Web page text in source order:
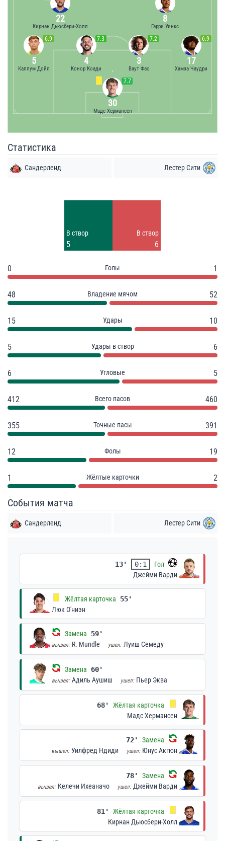
7.7
30
Мадс Хермансен
6.9
5
Каллум Дойл
7.3
4
Конор Коади
7.2
3
Ваут Фас
6.9
17
Хамза Чаудри
22
Кирнан Дьюсбери-Холл
8
Гарри Уинкс
Статистика
Сандерленд Лестер Сити
В створ
5
В створ
6
0 Голы 1
48 Владение мячом 52
15 Удары 10
5 Удары в створ 6
6 Угловые 5
412 Всего пасов 460
355 Точные пасы 391
12 Фолы 19
1 Жёлтые карточки 2
События матча
Сандерленд Лестер Сити
13' 0:1
Гол
Джейми Варди
Жёлтая карточка
55'
Люк О'ниэн
Замена 59'
вышел: R. Mundle ушел: Луиш Семеду
Замена 60'
вышел: Адиль Аушиш ушел: Пьер Эква
68'
Жёлтая карточка
Мадс Хермансен
72' Замена
вышел: Уилфред Ндиди ушел: Юнус Акгюн
78' Замена
вышел: Келечи Ихеаначо ушел: Джейми Варди
81'
Жёлтая карточка
Кирнан Дьюсбери-Холл